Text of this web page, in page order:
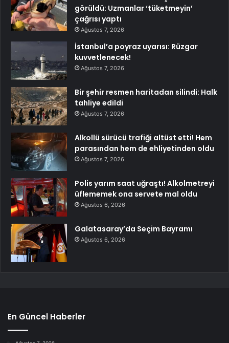
görüldü: Uzmanlar ‘tüketmeyin’
çağrısı yaptı
Ağustos 7, 2026
İstanbul’a poyraz uyarısı: Rüzgar
kuvvetlenecek!
Ağustos 7, 2026
Bir şehir resmen haritadan silindi: Halk
tahliye edildi
Ağustos 7, 2026
Alkollü sürücü trafiği altüst etti! Hem
parasından hem de ehliyetinden oldu
Ağustos 7, 2026
Polis yarım saat uğraştı! Alkolmetreyi
üflememek ona servete mal oldu
Ağustos 6, 2026
Galatasaray’da Seçim Bayramı
Ağustos 6, 2026
En Güncel Haberler